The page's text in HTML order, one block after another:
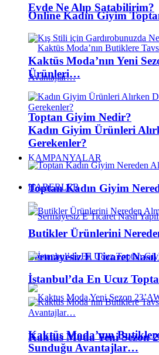
Evde Ne Alıp Satabilirim?
Toptan Giyim Nedir?
KAMPANYALAR
HABERLER
Sermayesiz E Ticaret Nasıl
Kaktus Moda Yeni Sezon
Online Kadın Giyim
Kaktüs Moda’nın Yeni
Ürünleri…
Kadın Giyim Ürünleri
Gerekenler?
Toptan Kadın Giyim
Butikler Ürünlerini
İstanbul’da En Ucuz
Kaktüs Moda’nın
Sunduğu Avantajlar…